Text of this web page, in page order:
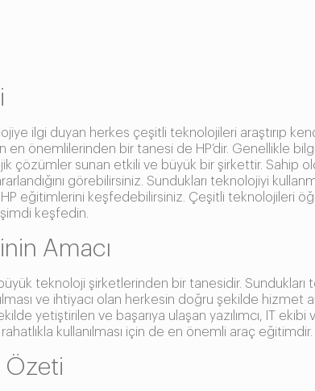
ilgi duyan herkes çeşitli teknolojileri araştırıp
en önemlilerinden bir tanesi de HP’dir. Genellikle
çözümler sunan etkili ve büyük bir şirkettir. Sahip
görebilirsiniz. Sundukları teknolojiyi
HP eğitimlerini keşfedebilirsiniz. Çeşitli teknolojileri
şimdi keşfedin.
Amacı
teknoloji şirketlerinden bir tanesidir.
ve ihtiyacı olan herkesin doğru şekilde hizmet
yetiştirilen ve başarıya ulaşan yazılımcı, IT
kullanılması için de en önemli araç eğitimdir.
Özeti